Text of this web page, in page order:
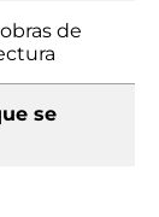
de
se